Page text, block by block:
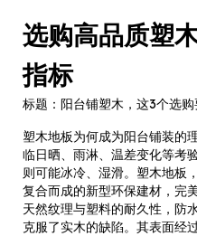
选购高品质塑
指标
标题：阳台铺塑木，这3个选
塑木地板为何成为阳台铺装的
临日晒、雨淋、温差变化等考
则可能冰冷、湿滑。塑木地板
复合而成的新型环保建材，完
天然纹理与塑料的耐久性，防
克服了实木的缺陷。其表面经